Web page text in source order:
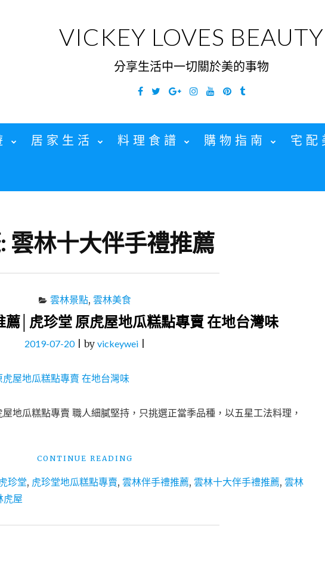
VICKEY LOVES BEAUTY
分享生活中一切關於美的事物
Facebook
TwitterGoogleInstagramYouTubePinterest
Tumblr
居家生活 料理食譜 購物指南 宅配
雲林十大伴手禮推薦
雲林景點, 雲林美食
薦│虎珍堂 原虎屋地瓜糕點專賣 在地台灣味
2019-07-20|by vickeywei
地瓜糕點專賣 職人細膩堅持，只挑選正當季品種，以五星工法料理，
CONTINUE READING
十
珍堂, 虎珍堂地瓜糕點專賣, 雲林伴手禮推薦, 雲林十大伴手禮推薦, 雲林
虎屋